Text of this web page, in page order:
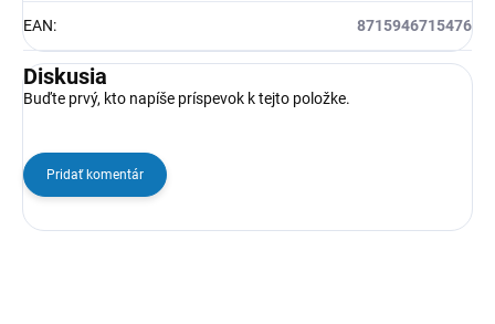
EAN: 8715946715476
Diskusia
Buďte prvý, kto napíše príspevok k tejto položke.
Pridať komentár